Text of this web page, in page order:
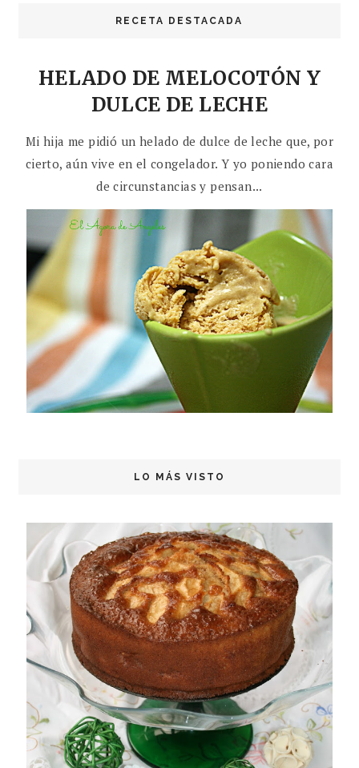
RECETA DESTACADA
HELADO DE MELOCOTÓN Y
DULCE DE LECHE
Mi hija me pidió un helado de dulce de leche que, por
cierto, aún vive en el congelador. Y yo poniendo cara
de circunstancias y pensan...
LO MÁS VISTO